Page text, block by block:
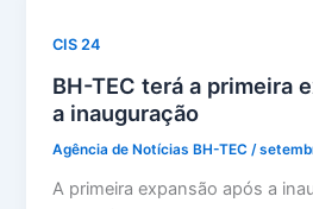
CIS 24
BH-TEC terá a primeira
a inauguração
Agência de Notícias BH-TEC/
A primeira expansão após a